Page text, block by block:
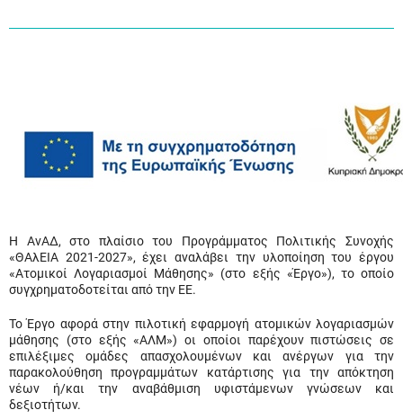
Η ΑνΑΔ, στο πλαίσιο του Προγράμματος Πολιτικής Συνοχής
«ΘΑλΕΙΑ 2021-2027», έχει αναλάβει την υλοποίηση του έργου
«Ατομικοί Λογαριασμοί Μάθησης» (στο εξής «Έργο»), το οποίο
συγχρηματοδοτείται από την ΕΕ.
Το Έργο αφορά στην πιλοτική εφαρμογή ατομικών λογαριασμών
μάθησης (στο εξής «ΑΛΜ») οι οποίοι παρέχουν πιστώσεις σε
επιλέξιμες ομάδες απασχολουμένων και ανέργων για την
παρακολούθηση προγραμμάτων κατάρτισης για την απόκτηση
νέων ή/και την αναβάθμιση υφιστάμενων γνώσεων και
δεξιοτήτων.